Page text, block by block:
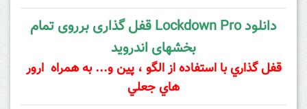
دانلود Lockdown Pro قفل گذاری برروی تمام
بخشهای اندروید
قفل گذاري با استفاده از الگو ،‌ پين و... به همراه ارور
هاي جعلي